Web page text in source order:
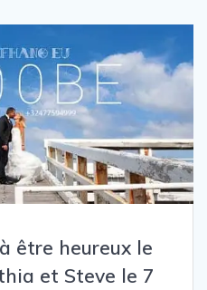
être heureux le
et Steve le 7